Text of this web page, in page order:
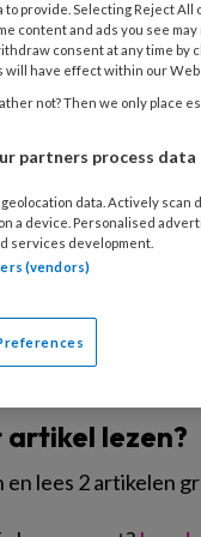
en BOinK
educatie voor
betreft 1
lezen?
lees 2 artikelen
to provide. Selecting Reject
content and ads you see
consent at any time by
will have effect within our
not? Then we only place
partners process
data. Actively
a device. Personalised
services development.
(vendors)